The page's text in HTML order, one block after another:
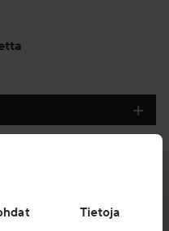
Tietoja